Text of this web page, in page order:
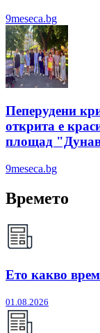
9meseca.bg
Пеперудени
открита е
площад
9meseca.bg
Времето
Ето какво
01.08.2026